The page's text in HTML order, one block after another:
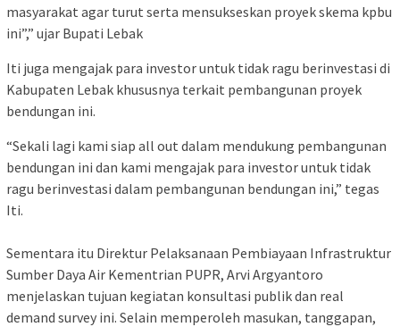
masyarakat agar turut serta mensukseskan proyek skema kpbu
ini”,” ujar Bupati Lebak
Iti juga mengajak para investor untuk tidak ragu berinvestasi di
Kabupaten Lebak khususnya terkait pembangunan proyek
bendungan ini.
“Sekali lagi kami siap all out dalam mendukung pembangunan
bendungan ini dan kami mengajak para investor untuk tidak
ragu berinvestasi dalam pembangunan bendungan ini,” tegas
Iti.
Sementara itu Direktur Pelaksanaan Pembiayaan Infrastruktur
Sumber Daya Air Kementrian PUPR, Arvi Argyantoro
menjelaskan tujuan kegiatan konsultasi publik dan real
demand survey ini. Selain memperoleh masukan, tanggapan,